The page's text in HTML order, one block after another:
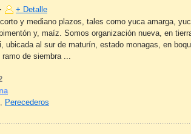
+ Detalle
y mediano plazos, tales como yuca amarga,
y, maíz. Somos organización nueva, en
ubicada al sur de maturín, estado monagas, en
de siembra ...
, Perecederos